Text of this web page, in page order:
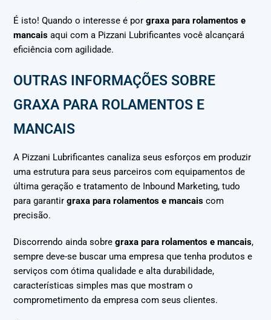
É isto! Quando o interesse é porgraxa para rolamentos e
mancais aqui com a Pizzani Lubrificantes você alcançará
eficiência com agilidade.
OUTRAS INFORMAÇÕES SOBRE
GRAXA PARA ROLAMENTOS E
MANCAIS
A Pizzani Lubrificantes canaliza seus esforços em produzir
uma estrutura para seus parceiros com equipamentos de
última geração e tratamento de Inbound Marketing, tudo
para garantirgraxa para rolamentos e mancais com
precisão.
Discorrendo ainda sobregraxa para rolamentos e mancais,
sempre deve-se buscar uma empresa que tenha produtos e
serviços com ótima qualidade e alta durabilidade,
características simples mas que mostram o
comprometimento da empresa com seus clientes.